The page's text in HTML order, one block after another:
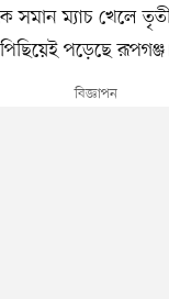
সমান ম্যাচ খেলে
পড়েছে রূপগঞ্জ।